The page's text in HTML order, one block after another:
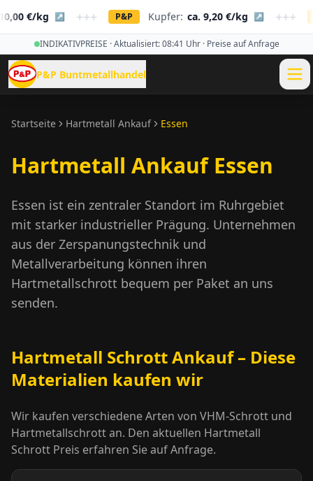
€/kg ↗ +++ P&P Kupfer: ca. 9,20 €/kg ↗ +++
INDIKATIVPREISE · Aktualisiert:08:41 Uhr · Preise auf Anfrage
P&P Buntmetallhandel
Startseite Hartmetall Ankauf Essen
Hartmetall Ankauf Essen
Essen ist ein zentraler Standort im Ruhrgebiet
mit starker industrieller Prägung. Unternehmen
aus der Zerspanungstechnik und
Metallverarbeitung können ihren
Hartmetallschrott bequem per Paket an uns
senden.
Hartmetall Schrott Ankauf – Diese
Materialien kaufen wir
Wir kaufen verschiedene Arten von VHM-Schrott und
Hartmetallschrott an. Den aktuellen Hartmetall
Schrott Preis erfahren Sie auf Anfrage.